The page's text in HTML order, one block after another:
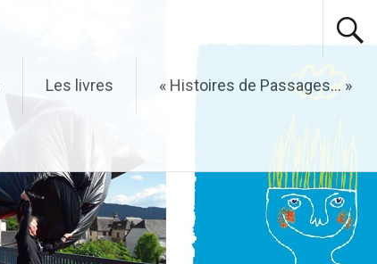
Les livres « Histoires de Passages… »